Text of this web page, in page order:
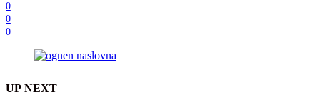
0
0
0
UP NEXT